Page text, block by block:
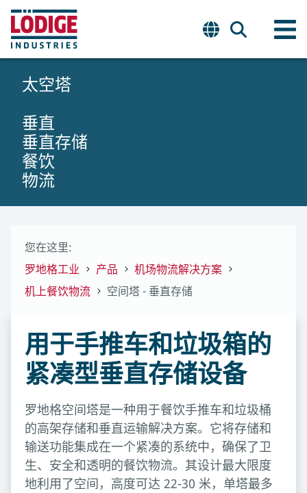
太空塔
垂直
垂直存储
餐饮
物流
您在这里:
罗地格工业
产品
机场物流解决方案
机上餐饮物流
空间塔 - 垂直存储
用于手推车和垃圾箱的
紧凑型垂直存储设备
罗地格空间塔是一种用于餐饮手推车和垃圾桶
的高架存储和垂直运输解决方案。它将存储和
输送功能集成在一个紧凑的系统中，确保了卫
生、安全和透明的餐饮物流。其设计最大限度
地利用了空间，高度可达 22-30 米，单塔最多